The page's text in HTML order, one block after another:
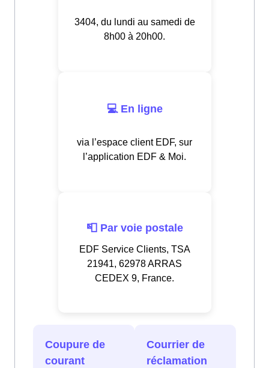
3404, du lundi au samedi de
8h00 à 20h00.
💻 En ligne
via l’espace client EDF, sur
l’application EDF & Moi.
📮 Par voie postale
EDF Service Clients, TSA
21941, 62978 ARRAS
CEDEX 9, France.
Coupure de
courant
Courrier de
réclamation